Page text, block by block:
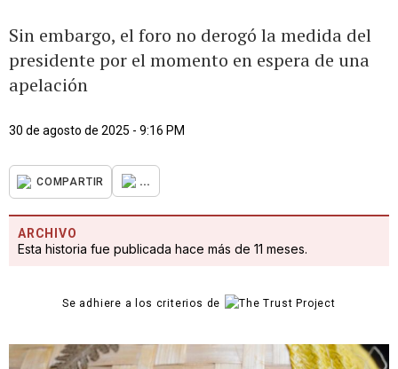
Sin embargo, el foro no derogó la medida del
presidente por el momento en espera de una
apelación
30 de agosto de 2025 - 9:16 PM
COMPARTIR ...
ARCHIVO
Esta historia fue publicada hace más de 11 meses.
Se adhiere a los criterios de